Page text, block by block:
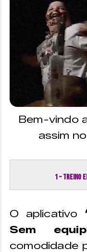
Bem-vindo
assim
1 – TREINO
O aplicativo
Sem
comodidade